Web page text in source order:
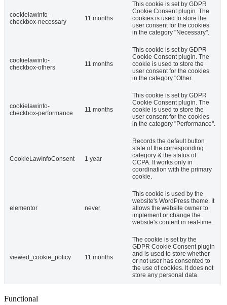
cookielawinfo-
checkbox-necessary
11 months
This cookie is set by GDPR
Cookie Consent plugin. The
cookies is used to store the
user consent for the cookies
in the category "Necessary".
cookielawinfo-
checkbox-others
11 months
This cookie is set by GDPR
Cookie Consent plugin. The
cookie is used to store the
user consent for the cookies
in the category "Other.
cookielawinfo-
checkbox-performance
11 months
This cookie is set by GDPR
Cookie Consent plugin. The
cookie is used to store the
user consent for the cookies
in the category "Performance".
CookieLawInfoConsent 1 year
Records the default button
state of the corresponding
category & the status of
CCPA. It works only in
coordination with the primary
cookie.
elementor never
This cookie is used by the
website's WordPress theme. It
allows the website owner to
implement or change the
website's content in real-time.
viewed_cookie_policy 11 months
The cookie is set by the
GDPR Cookie Consent plugin
and is used to store whether
or not user has consented to
the use of cookies. It does not
store any personal data.
Functional